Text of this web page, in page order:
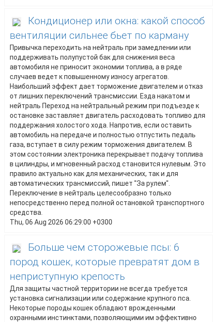
Кондиционер или окна: какой способ
вентиляции сильнее бьет по карману
Привычка переходить на нейтраль при замедлении или
поддерживать полупустой бак для снижения веса
автомобиля не приносит экономии топлива, а в ряде
случаев ведет к повышенному износу агрегатов.
Наибольший эффект дает торможение двигателем и отказ
от лишних переключений трансмиссии. Езда накатом и
нейтраль Переход на нейтральный режим при подъезде к
остановке заставляет двигатель расходовать топливо для
поддержания холостого хода. Напротив, если оставить
автомобиль на передаче и полностью отпустить педаль
газа, вступает в силу режим торможения двигателем. В
этом состоянии электроника перекрывает подачу топлива
в цилиндры, и мгновенный расход становится нулевым. Это
правило актуально как для механических, так и для
автоматических трансмиссий, пишет "За рулем".
Переключение в нейтраль целесообразно только
непосредственно перед полной остановкой транспортного
средства.
Thu, 06 Aug 2026 06:29:00 +0300
Больше чем сторожевые псы: 6
пород кошек, которые превратят дом в
неприступную крепость
Для защиты частной территории не всегда требуется
установка сигнализации или содержание крупного пса.
Некоторые породы кошек обладают врожденными
охранными инстинктами, позволяющими им эффективно